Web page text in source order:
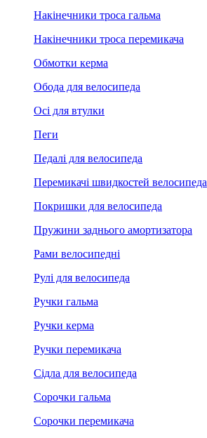
Накінечники троса гальма
Накінечники троса перемикача
Обмотки керма
Обода для велосипеда
Осі для втулки
Пеги
Педалі для велосипеда
Перемикачі швидкостей велосипеда
Покришки для велосипеда
Пружини заднього амортизатора
Рами велосипедні
Рулі для велосипеда
Ручки гальма
Ручки керма
Ручки перемикача
Сідла для велосипеда
Сорочки гальма
Сорочки перемикача